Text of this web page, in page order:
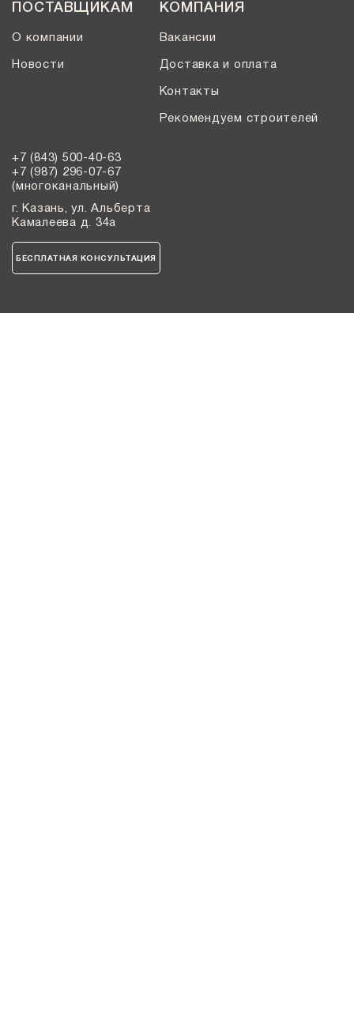
ПОСТАВЩИКАМ
О компании
Новости
КОМПАНИЯ
Вакансии
Доставка и оплата
Контакты
Рекомендуем строителей
+7 (843) 500-40-63
+7 (987) 296-07-67
(многоканальный)
г. Казань, ул. Альберта
Камалеева д. 34а
БЕСПЛАТНАЯ КОНСУЛЬТАЦИЯ